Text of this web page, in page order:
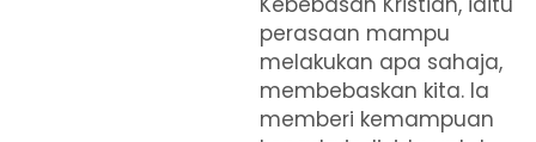
perasaan mampu
melakukan apa sahaja,
membebaskan kita. Ia
memberi kemampuan